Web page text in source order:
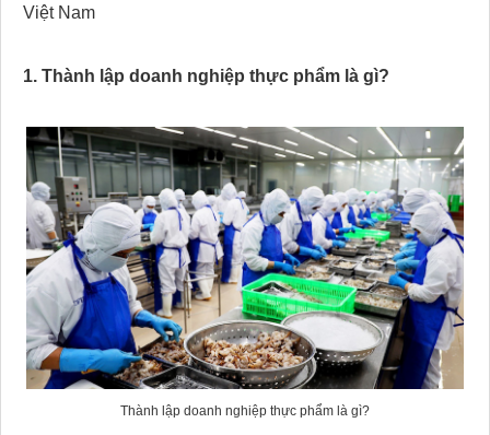
Việt Nam
1. Thành lập doanh nghiệp thực phẩm là gì?
Thành lập doanh nghiệp thực phẩm là gì?